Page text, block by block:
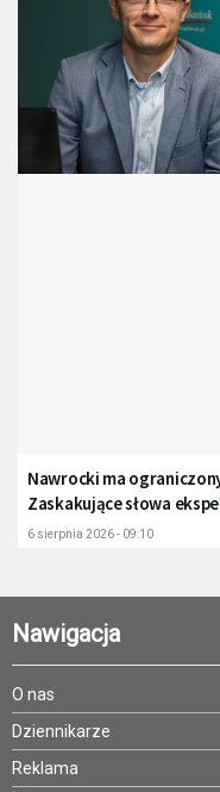
Nawrocki ma
Zaskakujące słowa
6 sierpnia 2026 - 09:10
Nawigacja
O nas
Dziennikarze
Reklama